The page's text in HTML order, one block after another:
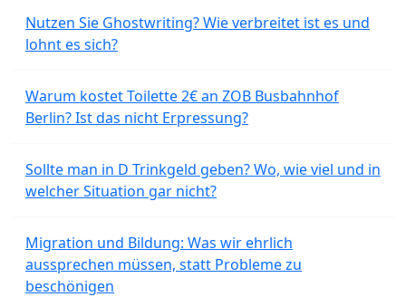
Nutzen Sie Ghostwriting? Wie verbreitet ist es und
lohnt es sich?
Warum kostet Toilette 2€ an ZOB Busbahnhof
Berlin? Ist das nicht Erpressung?
Sollte man in D Trinkgeld geben? Wo, wie viel und in
welcher Situation gar nicht?
Migration und Bildung: Was wir ehrlich
aussprechen müssen, statt Probleme zu
beschönigen